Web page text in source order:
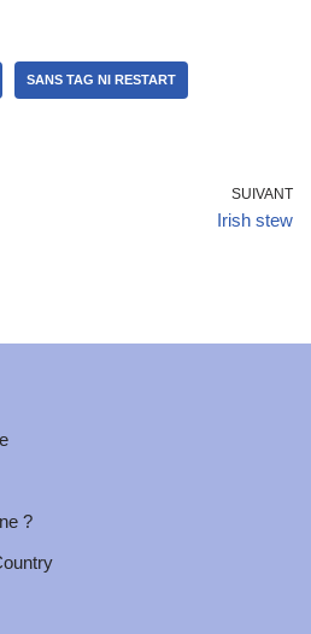
SANS TAG NI RESTART
SUIVANT
Irish stew
?